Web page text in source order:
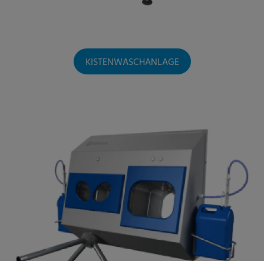
KISTENWASCHANLAGE